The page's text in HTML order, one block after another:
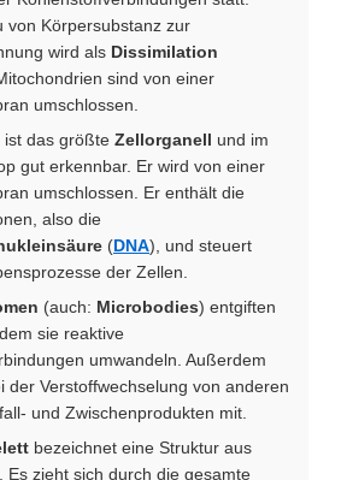
von Körpersubstanz zur
wird als Dissimilation
sind von einer
umschlossen.
ist das größte Zellorganell und im
gut erkennbar. Er wird von einer
umschlossen. Er enthält die
also die
(DNA), und steuert
der Zellen.
(auch: Microbodies) entgiften
sie reaktive
umwandeln. Außerdem
der Verstoffwechselung von anderen
und Zwischenprodukten mit.
bezeichnet eine Struktur aus
Es zieht sich durch die gesamte